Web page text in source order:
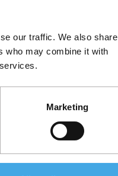
our traffic. We also share
who may combine it with
Marketing